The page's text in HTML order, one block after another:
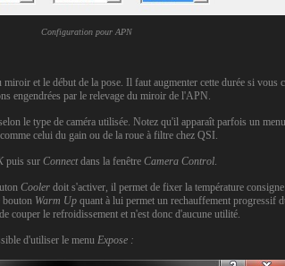
Configuration pour APN
et le début de la pose. Il faut augmenter cette durée si vous
engendrées par le relevage du miroir de l'APN.
le type de caméra utilisée. Notez qu'il apparaît parfois un
celui du gain ou de la roue à filtre chez QSI.
puis sur Connectdans la fenêtre Camera Control.
Cooler doit s'activer, il permet de fixer la température
bouton Warm Up quant à lui permet un rechauffement progressif
couper le refroidissement et n'est donc d'aucune utilité.
d'utiliser le menu Expose :